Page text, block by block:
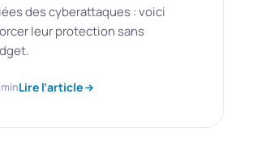
des cyberattaques : voici
leur protection sans
Lire l’article